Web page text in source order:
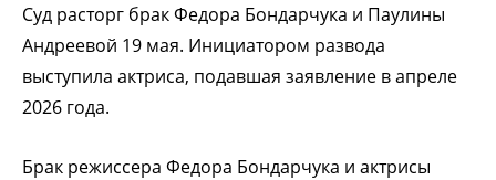
Суд расторг брак Федора Бондарчука и Паулины
Андреевой 19 мая. Инициатором развода
выступила актриса, подавшая заявление в апреле
2026 года.
Брак режиссера Федора Бондарчука и актрисы